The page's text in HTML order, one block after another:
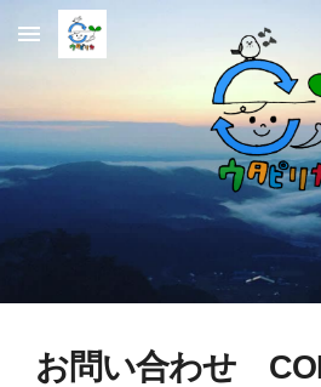
Skip to main content
お問い合わせ